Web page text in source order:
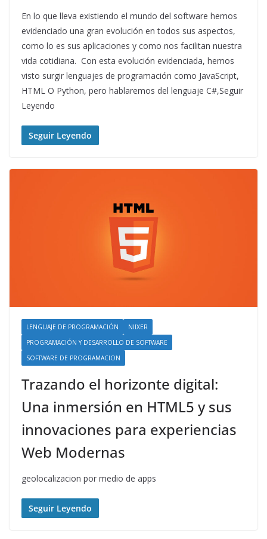
En lo que lleva existiendo el mundo del software hemos
evidenciado una gran evolución en todos sus aspectos,
como lo es sus aplicaciones y como nos facilitan nuestra
vida cotidiana. Con esta evolución evidenciada, hemos
visto surgir lenguajes de programación como JavaScript,
HTML O Python, pero hablaremos del lenguaje C#,Seguir
Leyendo
Seguir Leyendo
LENGUAJE DE PROGRAMACIÓN
NIIXER
PROGRAMACIÓN Y DESARROLLO DE SOFTWARE
SOFTWARE DE PROGRAMACION
Trazando el horizonte digital:
Una inmersión en HTML5 y sus
innovaciones para experiencias
Web Modernas
geolocalizacion por medio de apps
Seguir Leyendo